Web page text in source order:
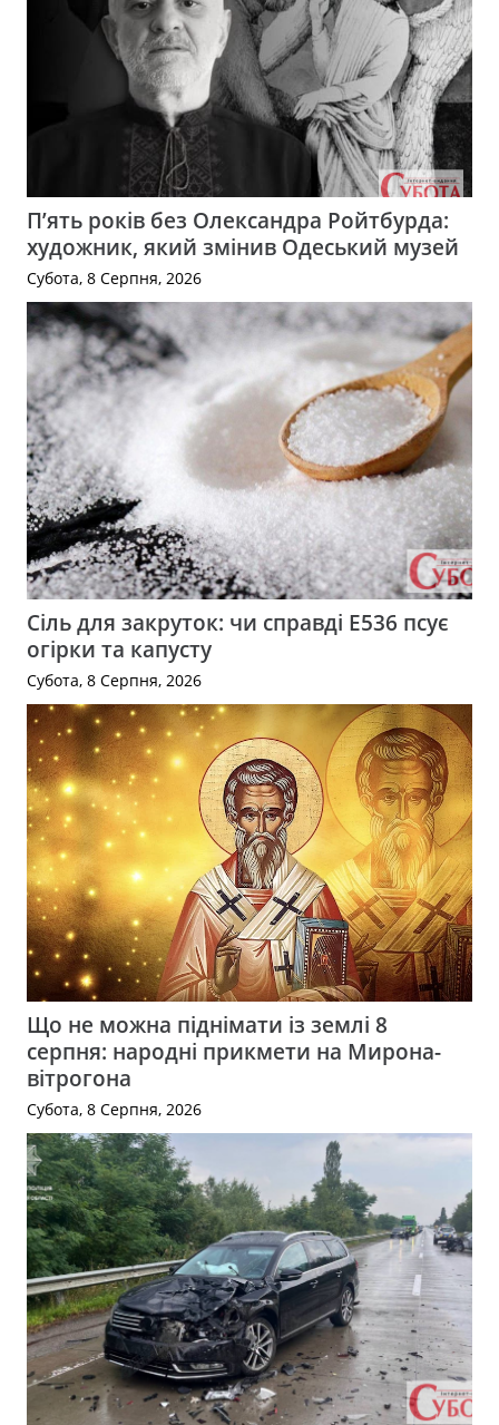
П’ять років без Олександра Ройтбурда:
художник, який змінив Одеський музей
Субота, 8 Серпня, 2026
Сіль для закруток: чи справді Е536 псує
огірки та капусту
Субота, 8 Серпня, 2026
Що не можна піднімати із землі 8
серпня: народні прикмети на Мирона-
вітрогона
Субота, 8 Серпня, 2026